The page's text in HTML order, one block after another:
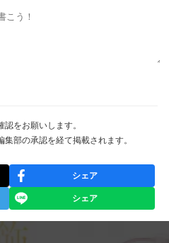
認をお願いします。
部の承認を経て掲載されます。
シェア
シェア